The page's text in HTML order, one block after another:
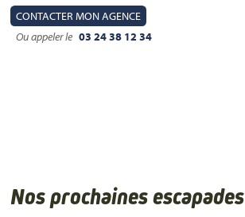
CONTACTER MON AGENCE
Ou appeler le 03 24 38 12 34
Nos prochaines